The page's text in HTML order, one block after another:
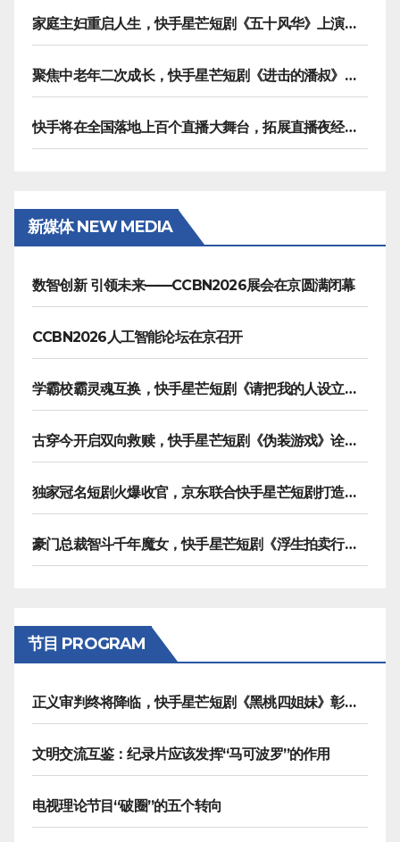
家庭主妇重启人生，快手星芒短剧《五十风华》上演中年大女主逆袭
聚焦中老年二次成长，快手星芒短剧《进击的潘叔》诠释银发力量
快手将在全国落地上百个直播大舞台，拓展直播夜经济生态
新媒体 NEW MEDIA
数智创新 引领未来——CCBN2026展会在京圆满闭幕
CCBN2026人工智能论坛在京召开
学霸校霸灵魂互换，快手星芒短剧《请把我的人设立住》笑泪齐飞
古穿今开启双向救赎，快手星芒短剧《伪装游戏》诠释热血青春友谊
独家冠名短剧火爆收官，京东联合快手星芒短剧打造双11营销范本
豪门总裁智斗千年魔女，快手星芒短剧《浮生拍卖行》奇幻元素拉满
节目 PROGRAM
正义审判终将降临，快手星芒短剧《黑桃四姐妹》彰显治愈内核
文明交流互鉴：纪录片应该发挥“马可波罗”的作用
电视理论节目“破圈”的五个转向